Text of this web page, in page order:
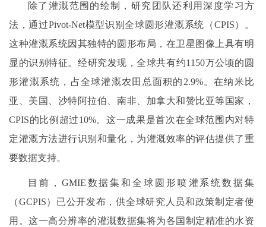
除了灌溉范围的绘制，研究团队还利用深度学习方
法，通过Pivot-Net模型识别全球圆形灌溉系统（CPIS）。
这种灌溉系统因其独特的圆形布局，在卫星图像上具有明
显的识别特征。经研究发现，全球共有约1150万公顷的圆
形灌溉系统，占全球灌溉农田总面积的2.9%。在纳米比
亚、美国、沙特阿拉伯、南非、加拿大和赞比亚等国家，
CPIS的比例超过10%。这一成果是首次在全球范围内对特
定灌溉方法进行识别和量化，为灌溉效率的评估提供了重
要数据支持。
目前，GMIE数据集和全球圆形喷灌系统数据集
（GCPIS）已公开发布，供全球研究人员和政策制定者使
用。这一高分辨率的灌溉数据集将为各国制定精准的水资